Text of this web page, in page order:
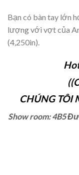
Bạn có bàn tay lớn
lượng với vợt của
(4,250in).
CHÚNG TÔI
Show room: 4B5